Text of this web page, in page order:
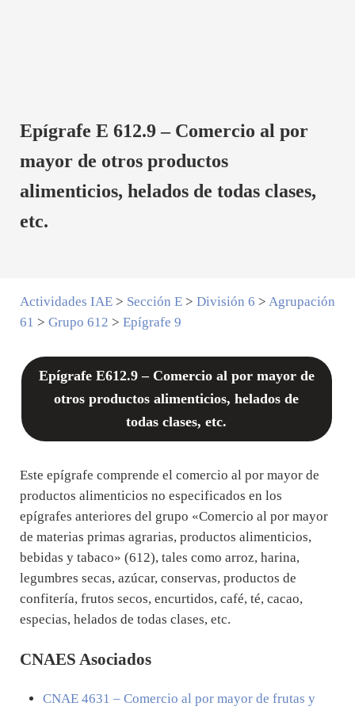
Epígrafe E 612.9 – Comercio al por
mayor de otros productos
alimenticios, helados de todas clases,
etc.
Actividades IAE> Sección E> División 6 > Agrupación
61 > Grupo 612 > Epígrafe 9
Epígrafe E612.9 – Comercio al por mayor de
otros productos alimenticios, helados de
todas clases, etc.
Este epígrafe comprende el comercio al por mayor de
productos alimenticios no especificados en los
epígrafes anteriores del grupo «Comercio al por mayor
de materias primas agrarias, productos alimenticios,
bebidas y tabaco» (612), tales como arroz, harina,
legumbres secas, azúcar, conservas, productos de
confitería, frutos secos, encurtidos, café, té, cacao,
especias, helados de todas clases, etc.
CNAES Asociados
CNAE4631 – Comercio al por mayor de frutas y